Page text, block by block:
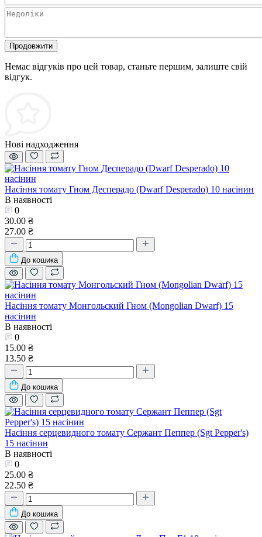
Продовжити
Немає відгуків про цей товар, станьте першим, залиште свій
відгук.
Нові надходження
Насіння томату Гном Десперадо (Dwarf Desperado) 10 насінин
В наявності
0
30.00 ₴
27.00 ₴
До кошика
Насіння томату Монгольский Гном (Mongolian Dwarf) 15
насінин
В наявності
0
15.00 ₴
13.50 ₴
До кошика
Насіння серцевидного томату Сержант Пеппер (Sgt Pepper's)
15 насінин
В наявності
0
25.00 ₴
22.50 ₴
До кошика